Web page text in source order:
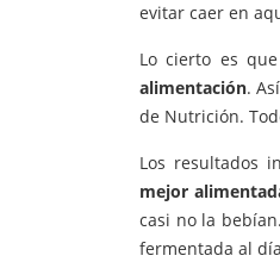
evitar caer en
Lo cierto es
alimentación.
de Nutrición.
Los resultados
mejor
casi no la
fermentada al